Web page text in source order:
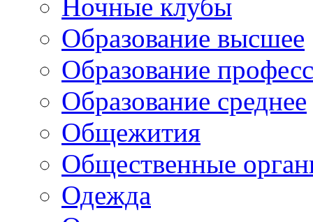
Ночные клубы
Образование высшее
Образование
Образование среднее
Общежития
Общественные
Одежда